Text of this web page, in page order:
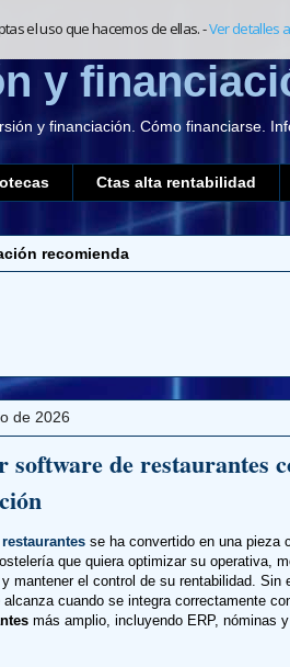
el uso que hacemos de ellas.-Ver detalles
y
y financiación. Cómo financiarse.
Ctas alta rentabilidad
recomienda
de 2026
software de restaurantes
se ha convertido en una pieza
que quiera optimizar su operativa,
mantener el control de su rentabilidad. Sin
cuando se integra correctamente
más amplio, incluyendo ERP, nóminas